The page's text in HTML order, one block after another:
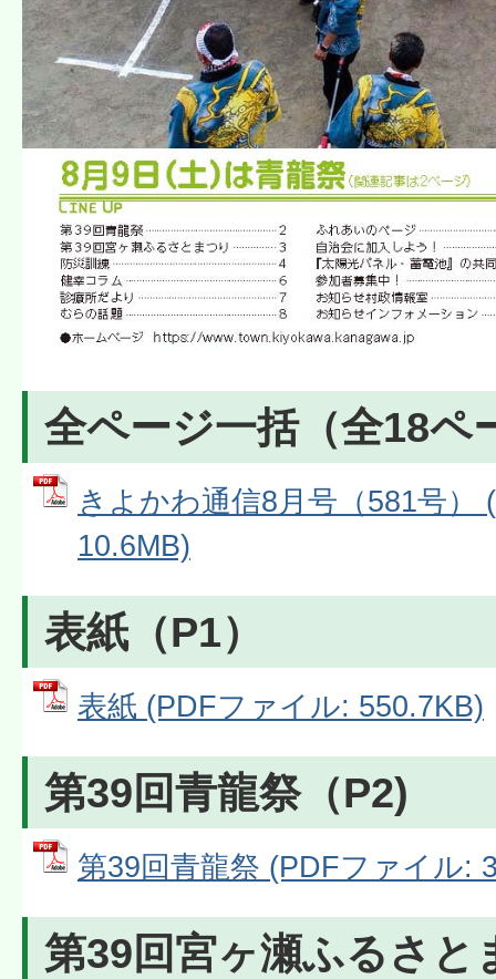
全ページ一括（全18ペ
きよかわ通信8月号（581号）
10.6MB)
表紙（P1）
表紙 (PDFファイル: 550.7KB)
第39回青龍祭（P2)
第39回青龍祭 (PDFファイル:
第39回宮ヶ瀬ふるさと